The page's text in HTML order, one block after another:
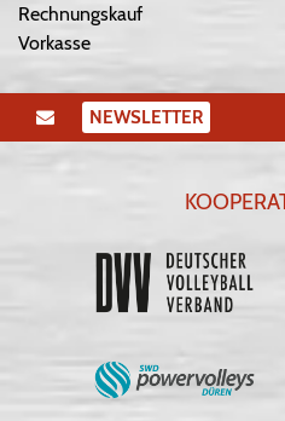
Rechnungskauf
Vorkasse
NEWSLETTER